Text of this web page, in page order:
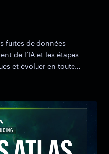
fuites de données
de l’IA et les étapes
et évoluer en toute